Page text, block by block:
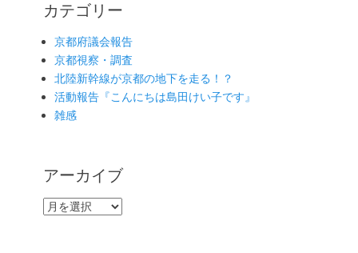
カテゴリー
京都府議会報告
京都視察・調査
北陸新幹線が京都の地下を走る！？
活動報告『こんにちは島田けい子です』
雑感
アーカイブ
ア